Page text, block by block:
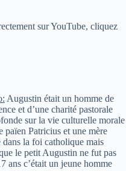
sur YouTube, cliquez
Augustin était un homme de
et d’une charité pastorale
sur la vie culturelle morale
païen Patricius et une mère
la foi catholique mais
le petit Augustin ne fut pas
ans c’était un jeune homme